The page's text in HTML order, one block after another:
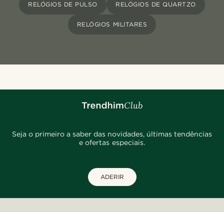
RELÓGIOS DE PULSO RELÓGIOS DE QUARTZO
RELÓGIOS MILITARES
Seja o primeiro a saber das novidades, últimas tendências
e ofertas especiais.
ADERIR